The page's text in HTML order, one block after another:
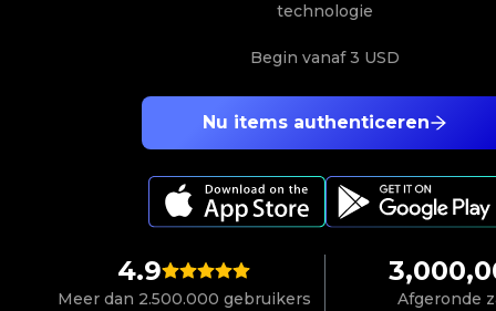
4.9
Meer dan 2.500.000 gebruikers Afgeronde
Nu items authenticeren
technologie
Begin vanaf3 USD